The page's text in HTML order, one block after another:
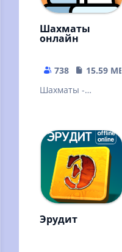
Шахматы
онлайн
738
15.59 MB
Шахматы -
стратегическая
игра
Эрудит